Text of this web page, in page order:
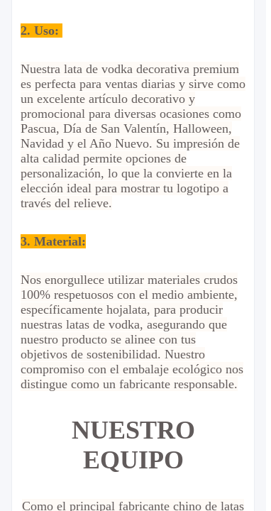
2. Uso:
Nuestra lata de vodka decorativa premium
es perfecta para ventas diarias y sirve como
un excelente artículo decorativo y
promocional para diversas ocasiones como
Pascua, Día de San Valentín, Halloween,
Navidad y el Año Nuevo. Su impresión de
alta calidad permite opciones de
personalización, lo que la convierte en la
elección ideal para mostrar tu logotipo a
través del relieve.
3. Material:
Nos enorgullece utilizar materiales crudos
100% respetuosos con el medio ambiente,
específicamente hojalata, para producir
nuestras latas de vodka, asegurando que
nuestro producto se alinee con tus
objetivos de sostenibilidad. Nuestro
compromiso con el embalaje ecológico nos
distingue como un fabricante responsable.
NUESTRO
EQUIPO
Como el principal fabricante chino de latas